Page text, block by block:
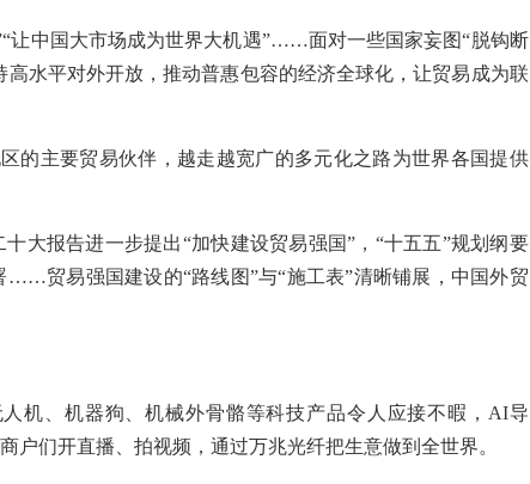
让中国大市场成为世界大机遇”……面对一些国家妄图“脱钩断
水平对外开放，推动普惠包容的经济全球化，让贸易成为联
的主要贸易伙伴，越走越宽广的多元化之路为世界各国提供
大报告进一步提出“加快建设贸易强国”，“十五五”规划纲要
……贸易强国建设的“路线图”与“施工表”清晰铺展，中国外贸
机、机器狗、机械外骨骼等科技产品令人应接不暇，AI导
户们开直播、拍视频，通过万兆光纤把生意做到全世界。